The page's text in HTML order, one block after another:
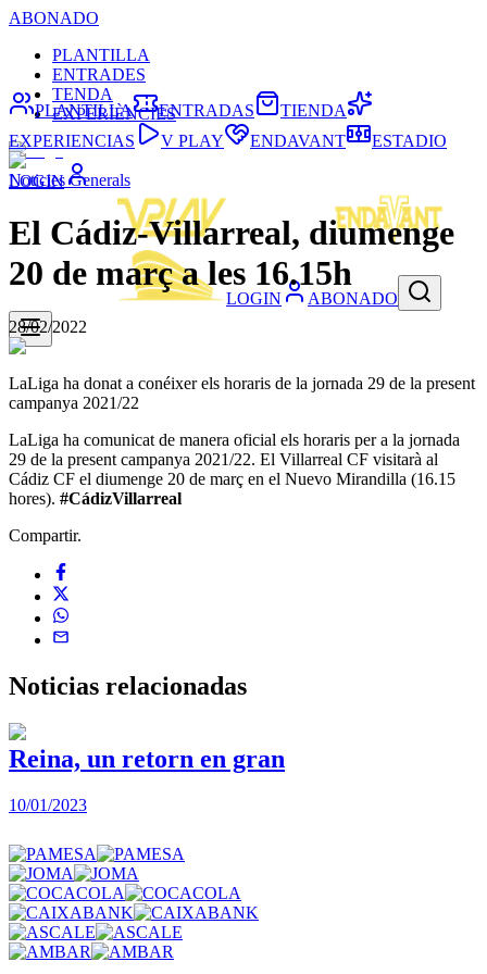
ABONADO
PLANTILLA
ENTRADES
TENDA
EXPERIÈNCIES
LOGIN
LOGIN ABONADO
PLANTILLA ENTRADAS
TIENDA
EXPERIENCIAS
V PLAY ENDAVANT ESTADIO
Noticies Generals
El Cádiz-Villarreal, diumenge
20 de març a les 16.15h
28/02/2022
LaLiga ha donat a conéixer els horaris de la jornada 29 de la present
campanya 2021/22
LaLiga ha comunicat de manera oficial els horaris per a la jornada
29 de la present campanya 2021/22. El Villarreal CF visitarà al
Cádiz CF el diumenge 20 de març en el Nuevo Mirandilla (16.15
hores). #CádizVillarreal
Compartir.
Noticias relacionadas
Reina, un retorn en gran
10/01/2023